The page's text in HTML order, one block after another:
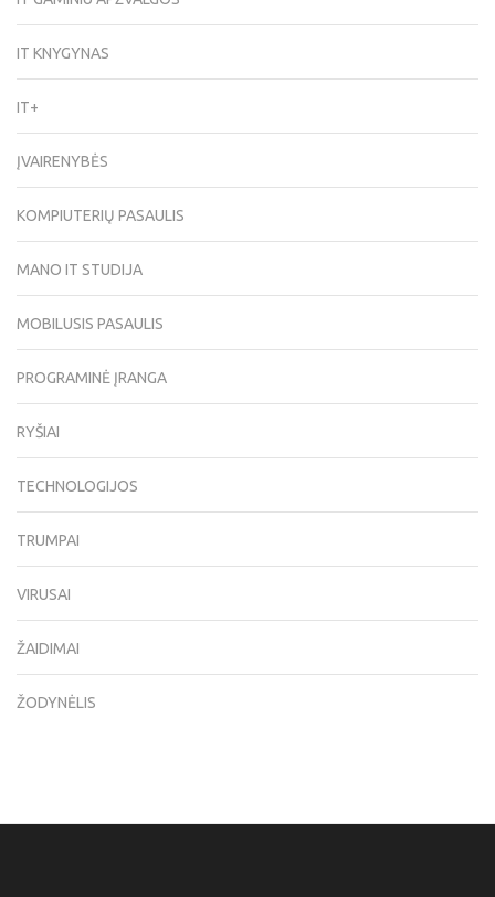
IT KNYGYNAS
IT+
ĮVAIRENYBĖS
KOMPIUTERIŲ PASAULIS
MANO IT STUDIJA
MOBILUSIS PASAULIS
PROGRAMINĖ ĮRANGA
RYŠIAI
TECHNOLOGIJOS
TRUMPAI
VIRUSAI
ŽAIDIMAI
ŽODYNĖLIS